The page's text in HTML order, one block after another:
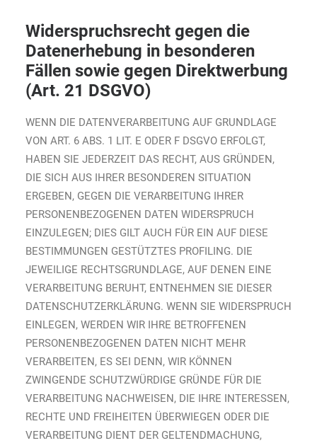
Widerspruchsrecht gegen die
Datenerhebung in besonderen
Fällen sowie gegen Direktwerbung
(Art. 21 DSGVO)
WENN DIE DATENVERARBEITUNG AUF GRUNDLAGE
VON ART. 6 ABS. 1 LIT. E ODER F DSGVO ERFOLGT,
HABEN SIE JEDERZEIT DAS RECHT, AUS GRÜNDEN,
DIE SICH AUS IHRER BESONDEREN SITUATION
ERGEBEN, GEGEN DIE VERARBEITUNG IHRER
PERSONENBEZOGENEN DATEN WIDERSPRUCH
EINZULEGEN; DIES GILT AUCH FÜR EIN AUF DIESE
BESTIMMUNGEN GESTÜTZTES PROFILING. DIE
JEWEILIGE RECHTSGRUNDLAGE, AUF DENEN EINE
VERARBEITUNG BERUHT, ENTNEHMEN SIE DIESER
DATENSCHUTZERKLÄRUNG. WENN SIE WIDERSPRUCH
EINLEGEN, WERDEN WIR IHRE BETROFFENEN
PERSONENBEZOGENEN DATEN NICHT MEHR
VERARBEITEN, ES SEI DENN, WIR KÖNNEN
ZWINGENDE SCHUTZWÜRDIGE GRÜNDE FÜR DIE
VERARBEITUNG NACHWEISEN, DIE IHRE INTERESSEN,
RECHTE UND FREIHEITEN ÜBERWIEGEN ODER DIE
VERARBEITUNG DIENT DER GELTENDMACHUNG,